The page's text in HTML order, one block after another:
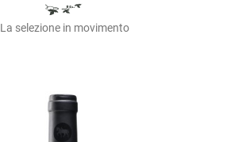
La selezione in movimento